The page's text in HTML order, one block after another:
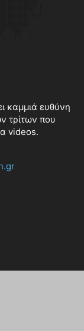
καμμιά ευθύνη
τρίτων που
videos.